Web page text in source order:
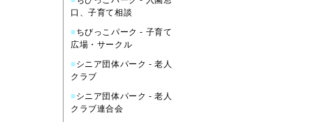
口、子育て相談
■ちびっこパーク - 子育て
広場・サークル
■シニア団体パーク - 老人
クラブ
■シニア団体パーク - 老人
クラブ連合会